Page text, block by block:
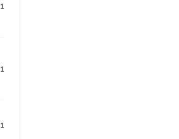
1
1
1